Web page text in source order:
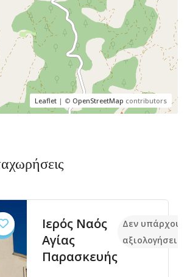
Leaflet | © OpenStreetMap contributors
Ιερός Ναός
Αγίας
Παρασκευής
Δεν
αξιολογήσεις